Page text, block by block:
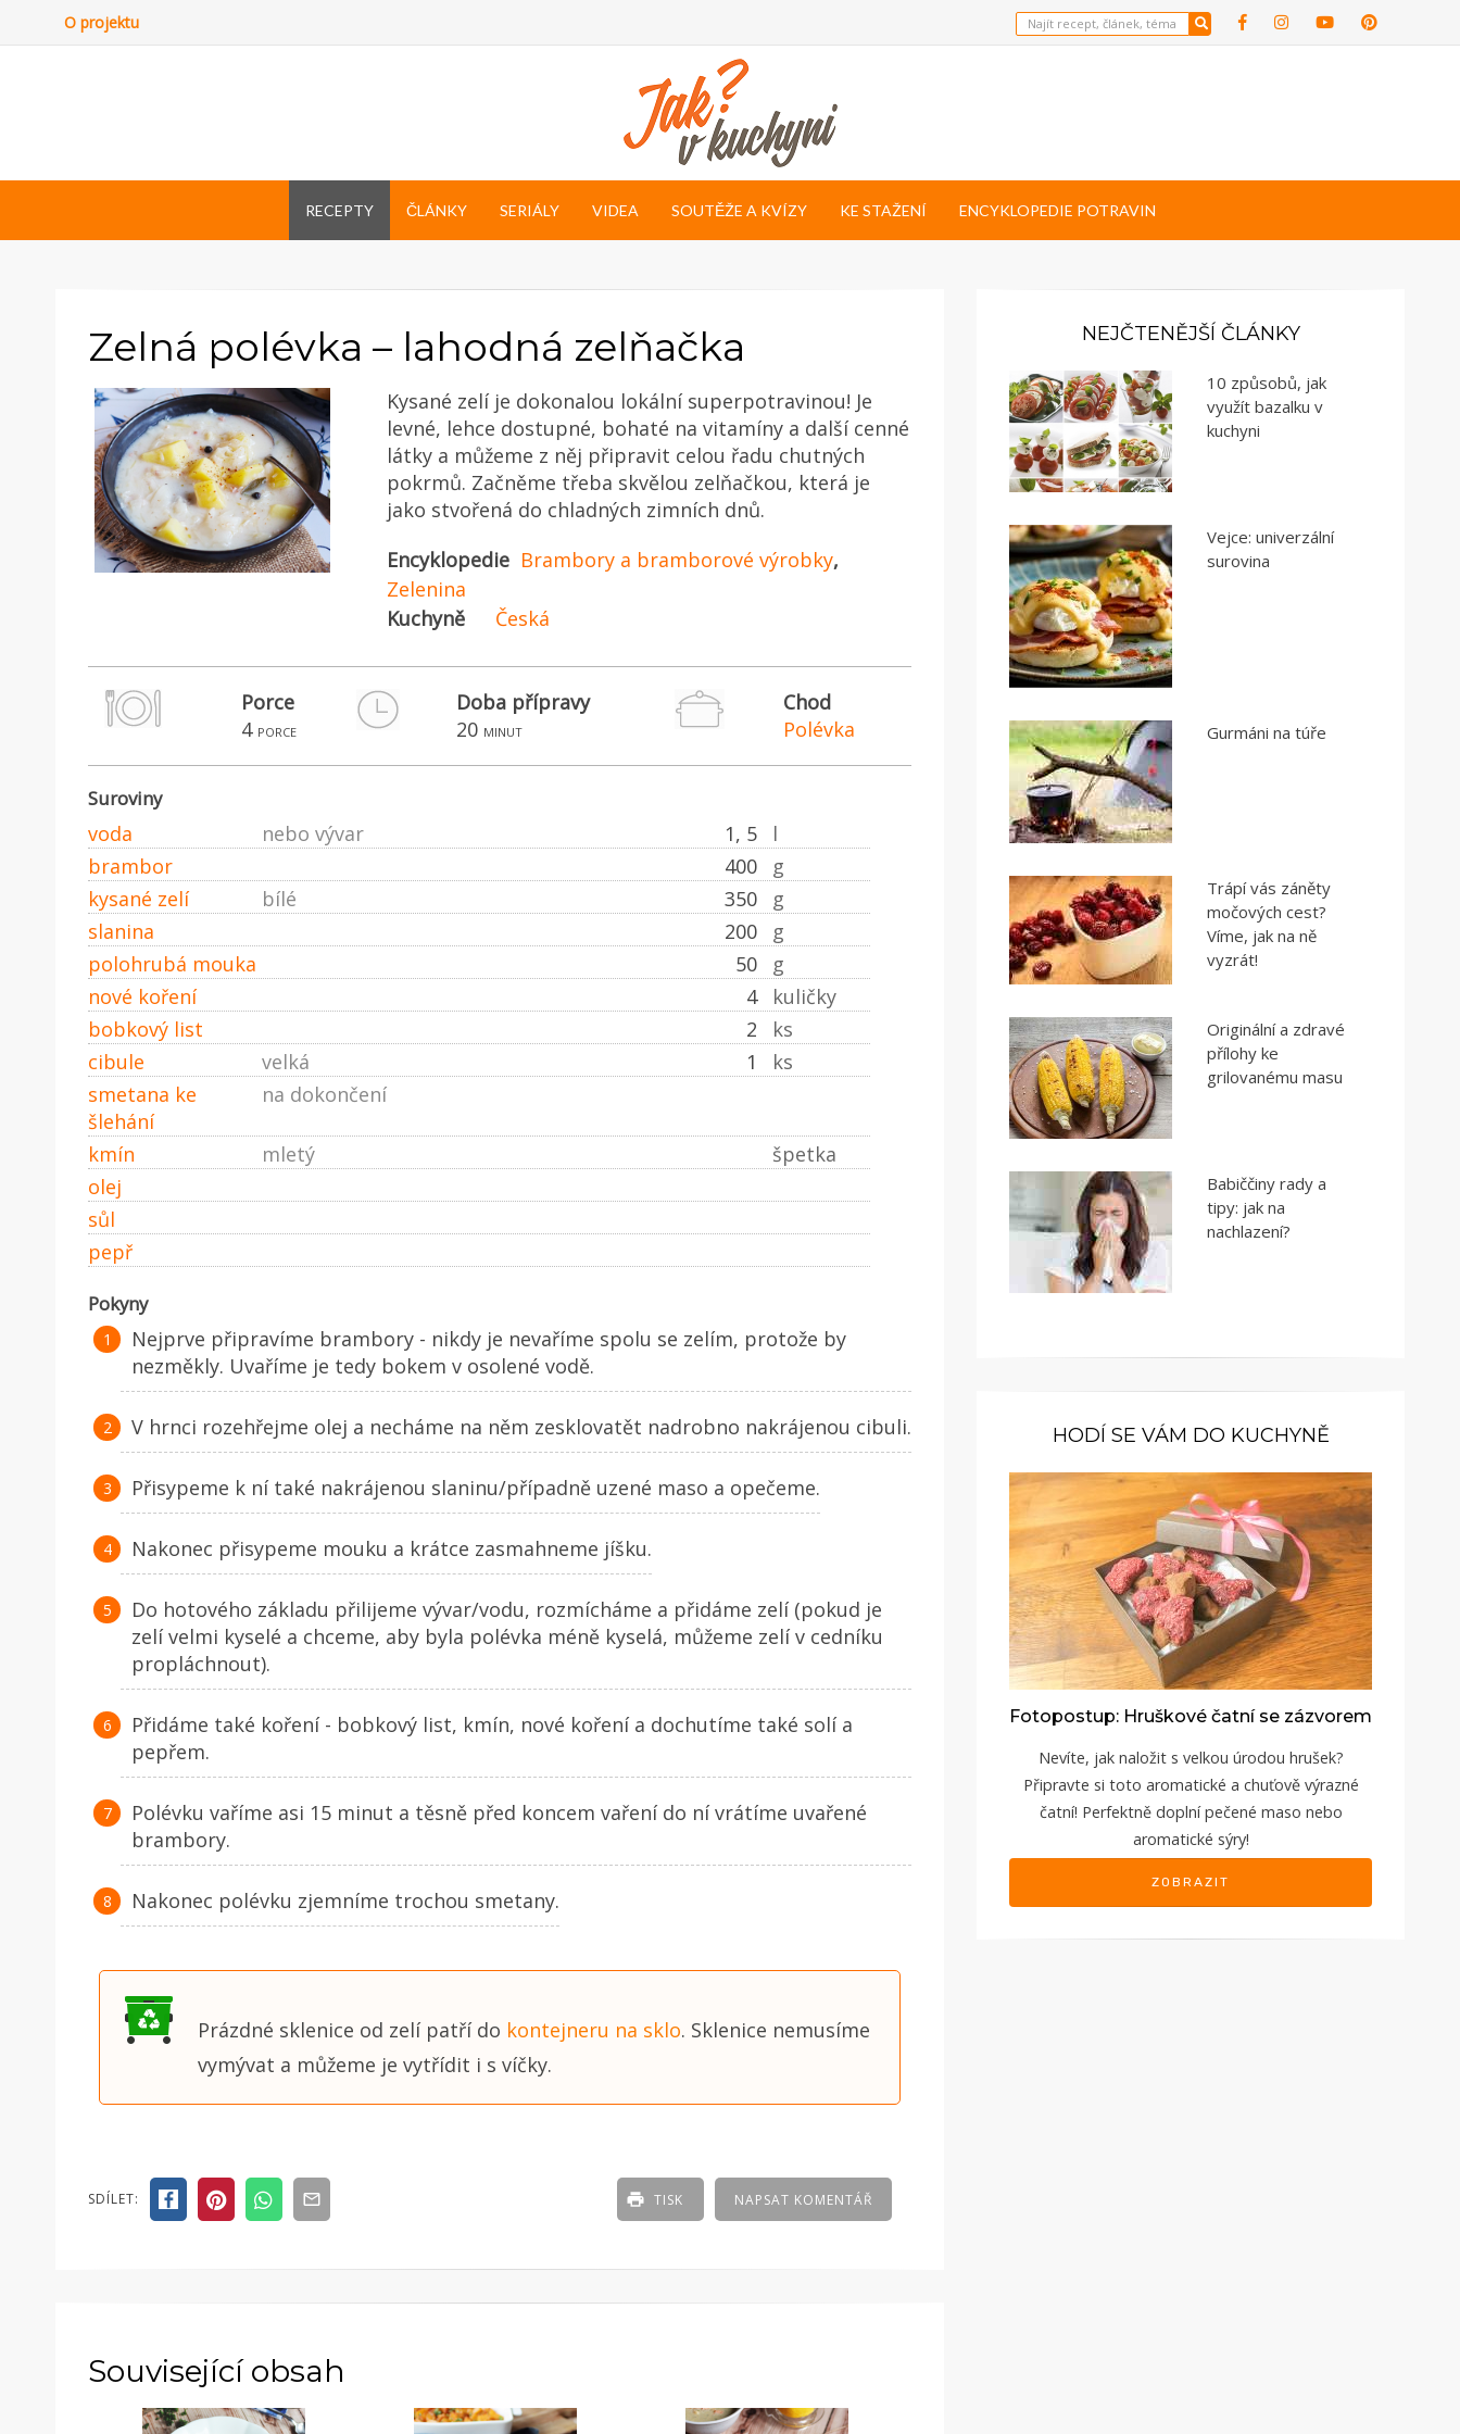
O projektu
RECEPTY ČLÁNKY SERIÁLY VIDEA SOUTĚŽE A KVÍZY KE STAŽENÍ ENCYKLOPEDIE POTRAVIN
Zelná polévka – lahodná zelňačka
Kysané zelí je dokonalou lokální superpotravinou! Je
levné, lehce dostupné, bohaté na vitamíny a další cenné
látky a můžeme z něj připravit celou řadu chutných
pokrmů. Začněme třeba skvělou zelňačkou, která je
jako stvořená do chladných zimních dnů.
Encyklopedie Brambory a bramborové výrobky,
Zelenina
Kuchyně
Česká
Porce
4 porce
Doba přípravy
20 minut
Chod
Polévka
Suroviny
voda 1, 5 l
nebo vývar
brambor
400
g
kysané zelí
350 g
bílé
slanina
200
g
polohrubá mouka
50
g
nové koření
4
kuličky
bobkový list
2
ks
cibule
1 ks
velká
smetana ke
šlehání
na dokončení
kmín špetka
mletý
olej
sůl
pepř
Pokyny
Nejprve připravíme brambory - nikdy je nevaříme spolu se zelím, protože by
nezměkly. Uvaříme je tedy bokem v osolené vodě.
V hrnci rozehřejme olej a necháme na něm zesklovatět nadrobno nakrájenou cibuli.
Přisypeme k ní také nakrájenou slaninu/případně uzené maso a opečeme.
Nakonec přisypeme mouku a krátce zasmahneme jíšku.
Do hotového základu přilijeme vývar/vodu, rozmícháme a přidáme zelí (pokud je
zelí velmi kyselé a chceme, aby byla polévka méně kyselá, můžeme zelí v cedníku
propláchnout).
Přidáme také koření - bobkový list, kmín, nové koření a dochutíme také solí a
pepřem.
Polévku vaříme asi 15 minut a těsně před koncem vaření do ní vrátíme uvařené
brambory.
Nakonec polévku zjemníme trochou smetany.
Prázdné sklenice od zelí patří do kontejneru na sklo. Sklenice nemusíme
vymývat a můžeme je vytřídit i s víčky.
SDÍLET: NAPSAT KOMENTÁŘ
TISK
Související obsah
NEJČTENĚJŠÍ ČLÁNKY
10 způsobů, jak
využít bazalku v
kuchyni
Vejce: univerzální
surovina
Gurmáni na túře
Trápí vás záněty
močových cest?
Víme, jak na ně
vyzrát!
Originální a zdravé
přílohy ke
grilovanému masu
Babiččiny rady a
tipy: jak na
nachlazení?
HODÍ SE VÁM DO KUCHYNĚ
Fotopostup: Hruškové čatní se zázvorem
Nevíte, jak naložit s velkou úrodou hrušek?
Připravte si toto aromatické a chuťově výrazné
čatní! Perfektně doplní pečené maso nebo
aromatické sýry!
ZOBRAZIT